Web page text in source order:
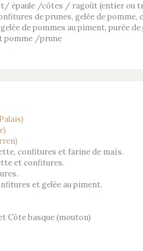
épaule /côtes / ragoût (entier ou
de prunes, gelée de pomme,
de pommes au piment, purée
pomme /prune
confitures et farine de maïs.
et confitures.
et gelée au piment.
Côte basque (mouton)